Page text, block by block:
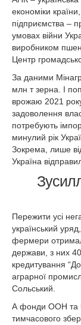
економіки
підприємства –
умовах війни
виробником
Центр
За даними
млн т зерна. І
врожаю 2021
задоволення
потребують
минулий рік
Зокрема, лише
Україна
Пережити усі
український
фермери
держави, з них
кредитування
аграрної
Сольський.
А фонди ООН та
тимчасового